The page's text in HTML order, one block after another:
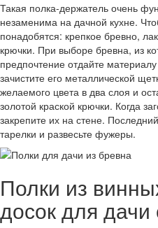
Такая полка-держатель очень
незаменима на дачной кухне.
понадобятся: крепкое бревно,
крючки. При выборе бревна, из
предпочтение отдайте
зачистите его металлической
желаемого цвета в два слоя и
золотой краской крючки. Когда
закрепите их на стене.
тарелки и развесьте фужеры.
Полки из
досок для